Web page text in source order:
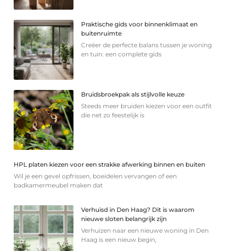
Praktische gids voor binnenklimaat en
buitenruimte
Creëer de perfecte balans tussen je woning
en tuin: een complete gids
Bruidsbroekpak als stijlvolle keuze
Steeds meer bruiden kiezen voor een outfit
die net zo feestelijk is
HPL platen kiezen voor een strakke afwerking binnen en buiten
Wil je een gevel opfrissen, boeidelen vervangen of een
badkamermeubel maken dat
Verhuisd in Den Haag? Dit is waarom
nieuwe sloten belangrijk zijn
Verhuizen naar een nieuwe woning in Den
Haag is een nieuw begin,